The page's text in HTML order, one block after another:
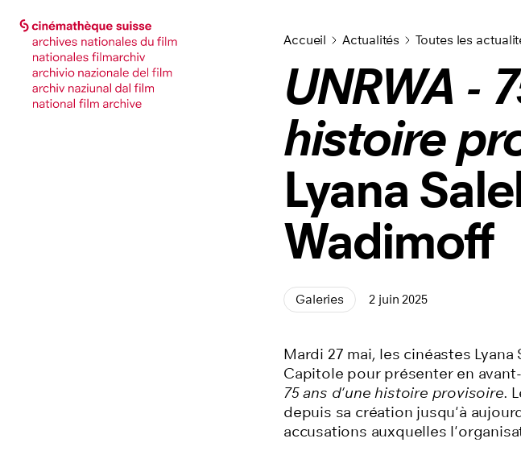
Accéder à la page principale
Accéder à la page principale
Accueil Actualités Toutes les
UNRWA -
histoire
Lyana
Wadimoff
Galeries 2 juin 2025
Mardi 27 mai, les cinéastes
Capitole pour présenter en
75 ans d'une histoire provisoire.
depuis sa création jusqu'à
accusations auxquelles